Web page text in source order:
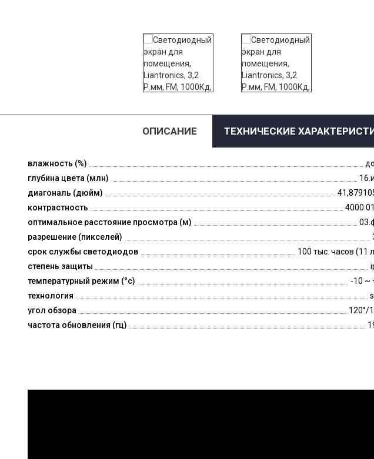
ОПИСАНИЕ ТЕХНИЧЕСКИЕ
влажность (%)
глубина цвета (млн)
диагональ (дюйм)
контрастность
оптимальное расстояние просмотра (м)
разрешение (пикселей)
срок службы светодиодов
100 тыс. часов (11
степень защиты
температурный режим (°c)
-10 ~
технология
угол обзора
120°/
частота обновления (гц)